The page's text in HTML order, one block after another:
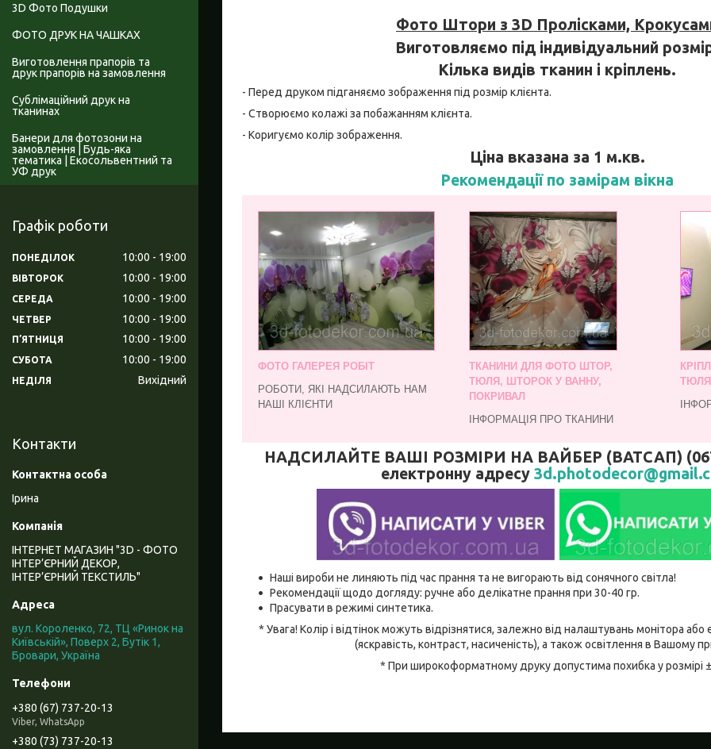
Фото Штори з 3D Пролісками,
Виготовляємо під індивідуальний
Кілька видів тканин і кріплень.
- Перед друком підганяємо зображення під розмір клієнта.
- Створюємо колажі за побажанням клієнта.
- Коригуємо колір зображення.
Ціна вказана за 1 м.кв.
Рекомендації по замірам вікна
ФОТО ГАЛЕРЕЯ РОБІТ
РОБОТИ, ЯКІ НАДСИЛАЮТЬ НАМ
НАШІ КЛІЄНТИ
ТКАНИНИ ДЛЯ ФОТО ШТОР,
ТЮЛЯ, ШТОРОК У ВАННУ,
ПОКРИВАЛ
ІНФОРМАЦІЯ ПРО ТКАНИНИ
НАДСИЛАЙТЕ ВАШІ РОЗМІРИ НА ВАЙБЕР (ВАТСАП)
електронну адресу
Наші вироби не линяють під час прання та не вигорають від сонячного світла!
Рекомендації щодо догляду: ручне або делікатне прання при 30-40 гр.
Прасувати в режимі синтетика.
* Увага! Колір і відтінок можуть відрізнятися, залежно від налаштувань монітора
(яскравість, контраст, насиченість), а також освітлення в Вашому
* При широкоформатному друку допустима похибка у розмірі
3D Фото Подушки
ФОТО ДРУК НА ЧАШКАХ
Виготовлення прапорів та
друк прапорів на замовлення
Сублімаційний друк на
тканинах
Банери для фотозони на
замовлення | Будь-яка
тематика | Екосольвентний та
УФ друк
Графік роботи
ПОНЕДІЛОК 10:00 19:00
ВІВТОРОК 10:00 19:00
СЕРЕДА 10:00 19:00
ЧЕТВЕР 10:00 19:00
ПʼЯТНИЦЯ 10:00 19:00
СУБОТА 10:00 19:00
НЕДІЛЯ Вихідний
Контакти
Ірина
ІНТЕРНЕТ МАГАЗИН "3D - ФОТО
ІНТЕР’ЄРНИЙ ДЕКОР,
ІНТЕР’ЄРНИЙ ТЕКСТИЛЬ"
вул. Короленко, 72, ТЦ «Ринок на
Київській», Поверх 2, Бутік 1,
Бровари, Україна
+380 (67) 737-20-13
Viber, WhatsApp
+380 (73) 737-20-13